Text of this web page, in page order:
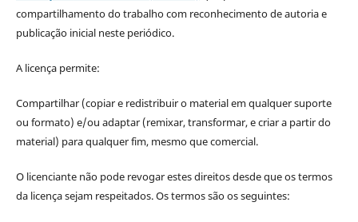
compartilhamento do trabalho com reconhecimento de autoria e
publicação inicial neste periódico.
A licença permite:
Compartilhar (copiar e redistribuir o material em qualquer suporte
ou formato) e/ou adaptar (remixar, transformar, e criar a partir do
material) para qualquer fim, mesmo que comercial.
O licenciante não pode revogar estes direitos desde que os termos
da licença sejam respeitados. Os termos são os seguintes: